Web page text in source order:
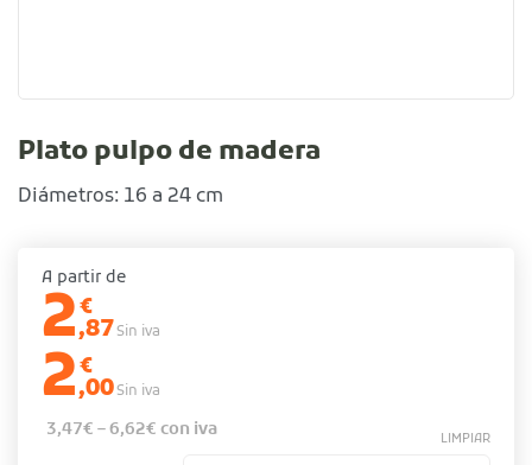
Plato pulpo de madera
Diámetros: 16 a 24 cm
A partir de
2€
,87Sin iva
2€
,00Sin iva
3,47€ –6,62€ con iva LIMPIAR